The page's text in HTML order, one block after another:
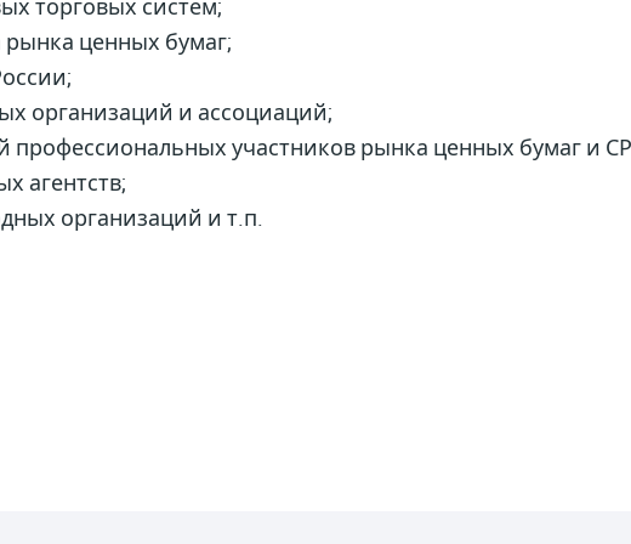
ценных бумаг;
организаций и ассоциаций;
профессиональных участников рынка ценных бумаг и
агентств;
организаций и т.п.